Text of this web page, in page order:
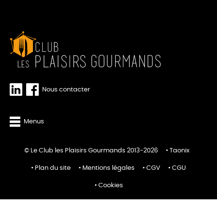
Nous contacter
Menus
© Le Club les Plaisirs Gourmands 2013-2026 Taonix
Plan du site Mentions légales CGV CGU
Cookies